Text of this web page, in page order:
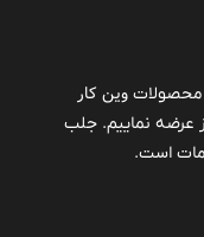
محصولات وین کار
عرضه نماییم. جلب
است.